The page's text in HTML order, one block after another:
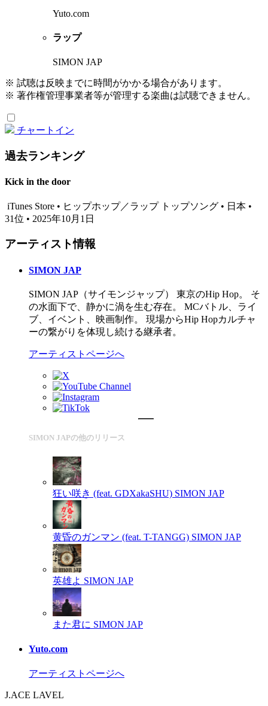
Yuto.com
ラップ
SIMON JAP
※ 試聴は反映までに時間がかかる場合があります。
※ 著作権管理事業者等が管理する楽曲は試聴できません。
チャートイン
過去ランキング
Kick in the door
iTunes Store • ヒップホップ／ラップ トップソング • 日本 •
31位 • 2025年10月1日
アーティスト情報
SIMON JAP
SIMON JAP（サイモンジャップ） 東京のHip Hop。 そ
の水面下で、静かに渦を生む存在。 MCバトル、ライ
ブ、イベント、映画制作。 現場からHip Hopカルチャ
ーの繋がりを体現し続ける継承者。
アーティストページへ
SIMON JAPの他のリリース
狂い咲き (feat. GDXakaSHU) SIMON JAP
黄昏のガンマン (feat. T-TANGG) SIMON JAP
英雄よ SIMON JAP
また君に SIMON JAP
Yuto.com
アーティストページへ
J.ACE LAVEL